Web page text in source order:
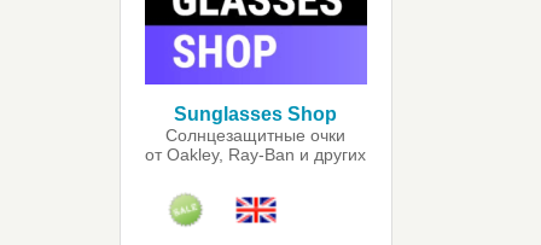
Sunglasses Shop
Солнцезащитные очки
от Oakley, Ray‑Ban и других